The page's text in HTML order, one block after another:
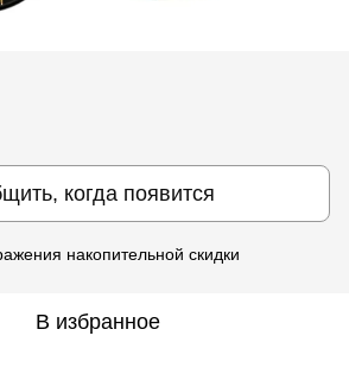
когда появится
накопительной скидки
В избранное